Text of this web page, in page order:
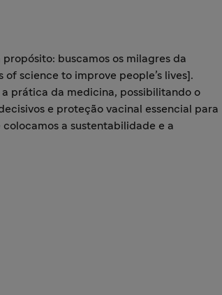
buscamos os milagres da
science to improve people’s lives].
prática da medicina, possibilitando o
e proteção vacinal essencial para
a sustentabilidade e a